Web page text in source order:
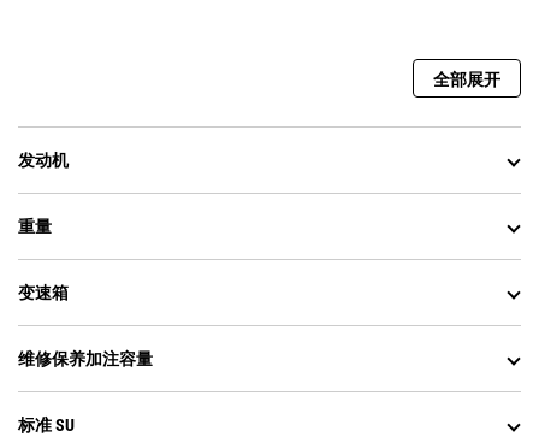
全部展开
发动机
重量
变速箱
维修保养加注容量
标准 SU